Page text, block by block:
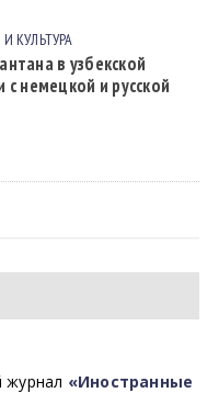
КУЛЬТУРА
в узбекской
с немецкой и русской
журнал «Иностранные